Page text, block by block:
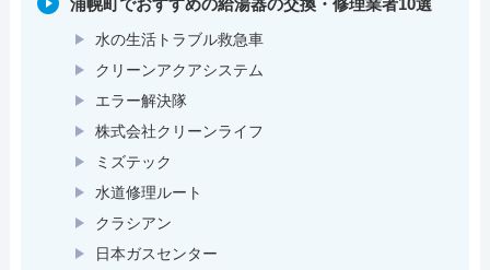
水の生活トラブル救急車
クリーンアクアシステム
エラー解決隊
株式会社クリーンライフ
ミズテック
水道修理ルート
クラシアン
日本ガスセンター